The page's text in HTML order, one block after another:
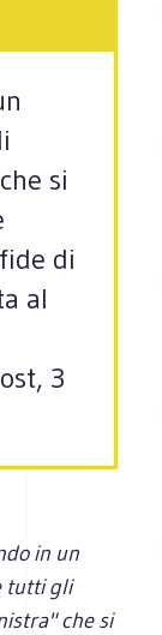
si
di
al
3
in un
tutti gli
che si